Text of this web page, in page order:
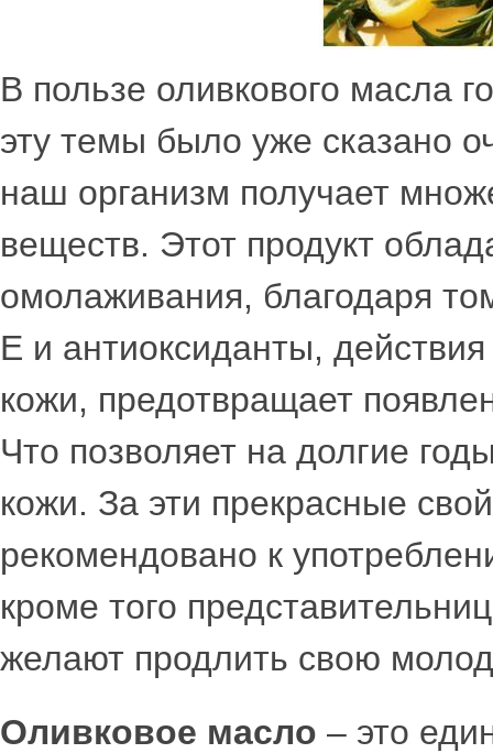
В пользе оливкового масла
эту темы было уже сказано
наш организм получает
веществ. Этот продукт
омолаживания, благодаря
Е и антиоксиданты,
кожи, предотвращает
Что позволяет на долгие
кожи. За эти прекрасные
рекомендовано к
кроме того
желают продлить свою
Оливковое масло – это